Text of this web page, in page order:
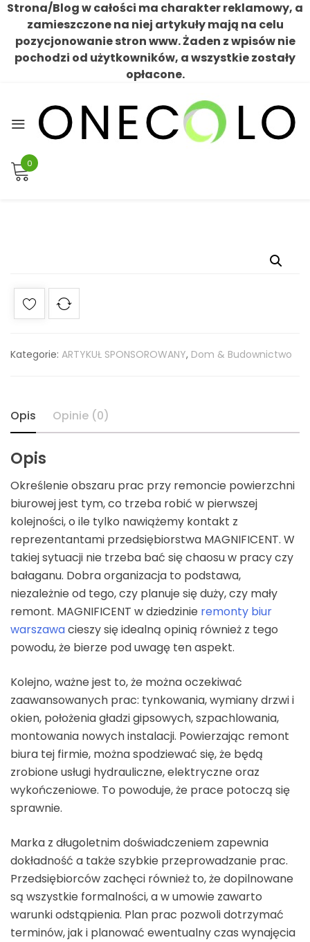
Strona/Blog w całości ma charakter reklamowy, a
zamieszczone na niej artykuły mają na celu
pozycjonowanie stron www. Żaden z wpisów nie
pochodzi od użytkowników, a wszystkie zostały
opłacone.
content
0
Kategorie: ARTYKUŁ SPONSOROWANY, Dom & Budownictwo
Opis Opinie (0)
Opis
Określenie obszaru prac przy remoncie powierzchni
biurowej jest tym, co trzeba robić w pierwszej
kolejności, o ile tylko nawiążemy kontakt z
reprezentantami przedsiębiorstwa MAGNIFICENT. W
takiej sytuacji nie trzeba bać się chaosu w pracy czy
bałaganu. Dobra organizacja to podstawa,
niezależnie od tego, czy planuje się duży, czy mały
remont. MAGNIFICENT w dziedzinie remonty biur
warszawacieszy się idealną opinią również z tego
powodu, że bierze pod uwagę ten aspekt.
Kolejno, ważne jest to, że można oczekiwać
zaawansowanych prac: tynkowania, wymiany drzwi i
okien, położenia gładzi gipsowych, szpachlowania,
montowania nowych instalacji. Powierzając remont
biura tej firmie, można spodziewać się, że będą
zrobione usługi hydrauliczne, elektryczne oraz
wykończeniowe. To powoduje, że prace potoczą się
sprawnie.
Marka z długoletnim doświadczeniem zapewnia
dokładność a także szybkie przeprowadzanie prac.
Przedsiębiorców zachęci również to, że dopilnowane
są wszystkie formalności, a w umowie zawarto
warunki odstąpienia. Plan prac pozwoli dotrzymać
terminów, jak i planować ewentualny czas wynajęcia